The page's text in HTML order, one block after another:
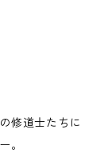
修道士たちに
。